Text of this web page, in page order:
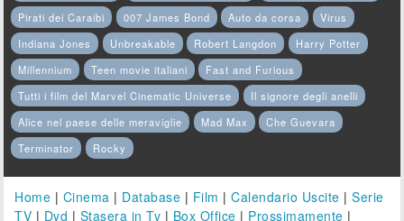
Pirati dei Caraibi
007 James Bond Auto da corsa
Virus
Indiana Jones
Unbreakable Robert Langdon
Harry Potter
Millennium
Teen movie italiani
Fast and Furious
Tutti i film del Marvel Cinematic Universe
Il signore degli anelli
Alice nel paese delle meraviglie
Mad Max
Che Guevara
Terminator
Rocky
Home | Cinema | Database | Film |Calendario Uscite |Serie
TV | Dvd | Stasera in Tv | Box Office | Prossimamente |